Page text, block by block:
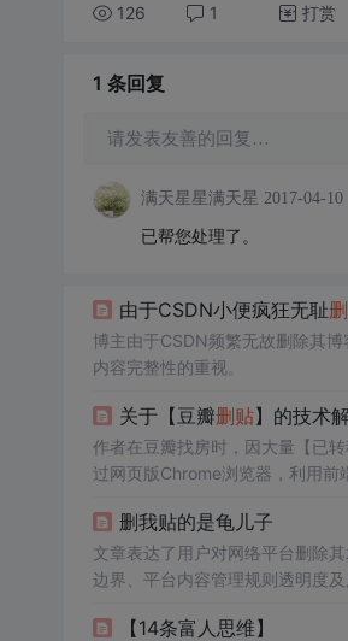
126 1 打赏
1 条回复
请发表友善的回复…
满天星星满天星 2017-04-10
已帮您处理了。
由于CSDN小便疯狂无耻
博主由于CSDN频繁无故删除其
内容完整性的重视。
关于【豆瓣删贴】的技术
作者在豆瓣找房时，因大量【已
过网页版Chrome浏览器，利用前
删我贴的是龟儿子
文章表达了用户对网络平台删除
边界、平台内容管理规则透明度
【14条富人思维】